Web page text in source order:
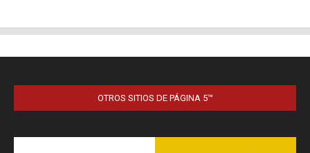
OTROS SITIOS DE PÁGINA 5™